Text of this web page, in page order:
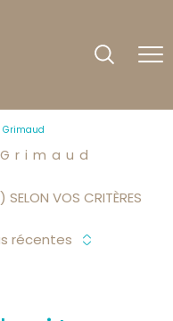
Grimaud
VOS CRITÈRES
récentes